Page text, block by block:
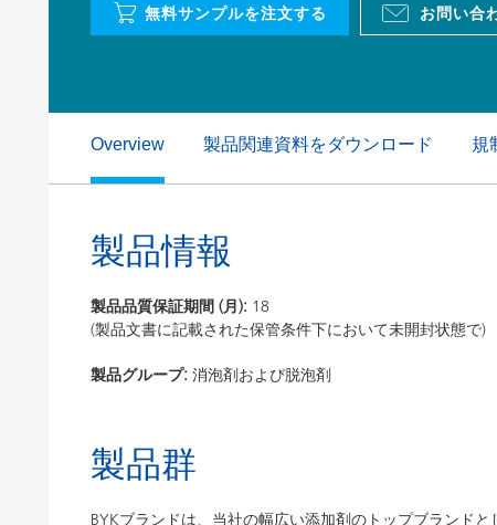
缶コーティング
一般工業用
無料サンプルを注文する お問い合
Overview 製品関連資料をダウンロード 規
製品情報
製品品質保証期間 (月): 18
(製品文書に記載された保管条件下において未開封状態で)
製品グループ: 消泡剤および脱泡剤
製品群
BYKブランドは、当社の幅広い添加剤のトップブランド